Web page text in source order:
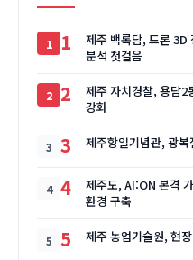
1
제주 백록담, 드론
분석 첫걸음
2
제주 자치경찰, 용담
강화
3 제주항일기념관, 광
4
제주도, AI:ON 본격
환경 구축
5 제주 농업기술원, 현